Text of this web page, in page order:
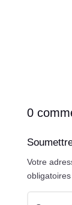
0
Votre